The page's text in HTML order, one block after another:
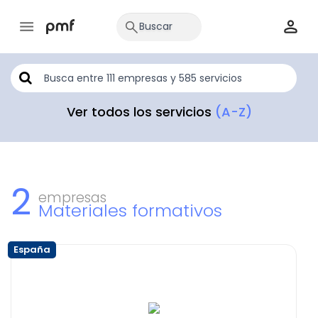
Ver todos los servicios (A-Z)
2 empresas
Materiales formativos
España